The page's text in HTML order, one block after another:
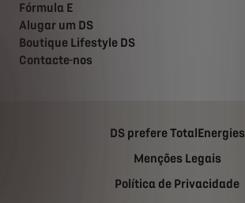
Fórmula E
Alugar um DS
Boutique Lifestyle DS
Contacte-nos
DS prefere TotalEnergies
Menções Legais
Política de Privacidade